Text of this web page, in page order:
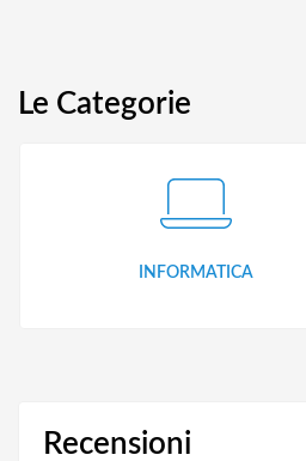
Le Categorie
INFORMATICA
Recensioni